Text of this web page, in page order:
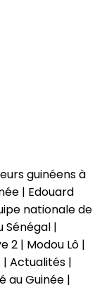
guinéens à
| Edouard
nationale de
Sénégal |
2 | Modou Lô |
| Actualités |
au Guinée |